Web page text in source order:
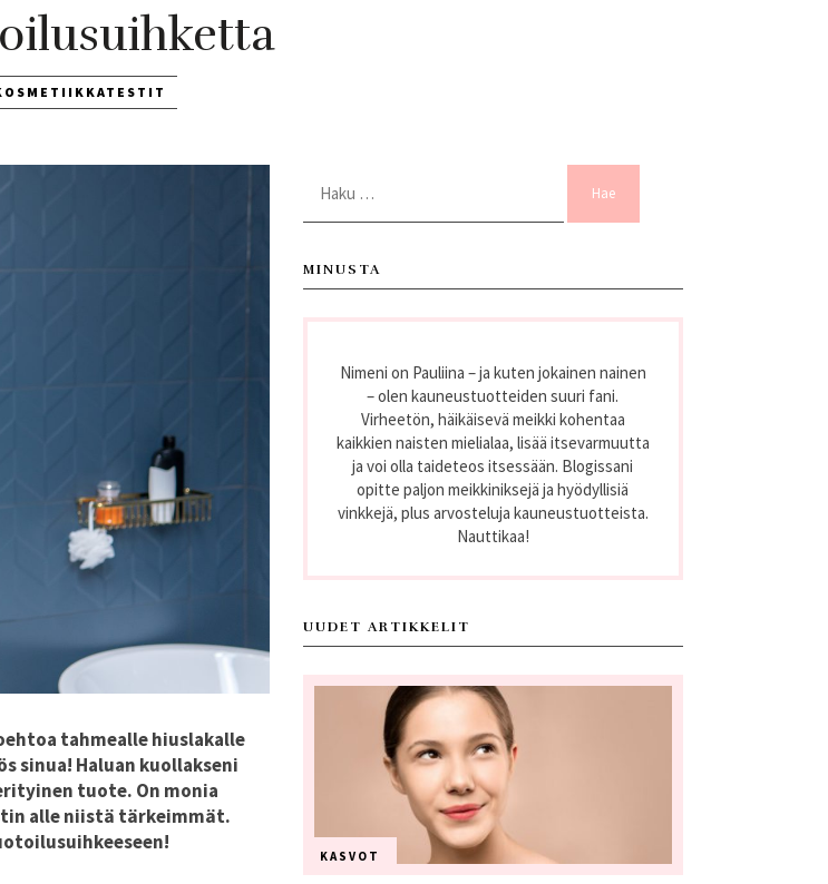
tahmealle hiuslakalle
sinua! Haluan kuollakseni
tuote. On monia
alle niistä tärkeimmät.
MINUSTA
Nimeni on Pauliina – ja kuten jokainen nainen
– olen kauneustuotteiden suuri fani.
Virheetön, häikäisevä meikki kohentaa
kaikkien naisten mielialaa, lisää itsevarmuutta
ja voi olla taideteos itsessään. Blogissani
opitte paljon meikkiniksejä ja hyödyllisiä
vinkkejä, plus arvosteluja kauneustuotteista.
Nauttikaa!
UUDET ARTIKKELIT
KASVOT